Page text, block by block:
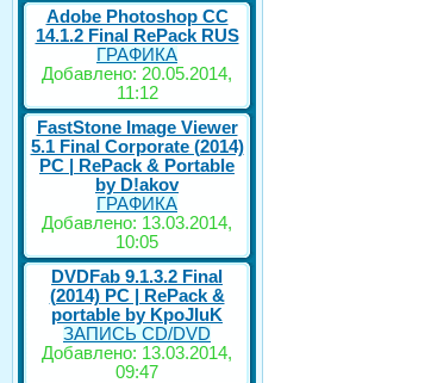
Adobe Photoshop CC
14.1.2 Final RePack RUS
ГРАФИКА
Добавлено: 20.05.2014,
11:12
FastStone Image Viewer
5.1 Final Corporate (2014)
РС | RePack & Portable
by D!akov
ГРАФИКА
Добавлено: 13.03.2014,
10:05
DVDFab 9.1.3.2 Final
(2014) PC | RePack &
portable by KpoJIuK
ЗАПИСЬ CD/DVD
Добавлено: 13.03.2014,
09:47